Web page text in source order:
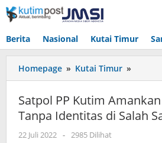
Lewati
ke
Berita Nasional Kutai Timur
Homepage » Kutai Timur »
PP
Satu
Satpol PP Kutim
Tanpa Identitas di Salah
22 Juli 2022 oleh
- 2985 Dilihat